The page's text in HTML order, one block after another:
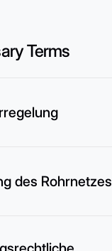
Terms
des Rohrnetzes